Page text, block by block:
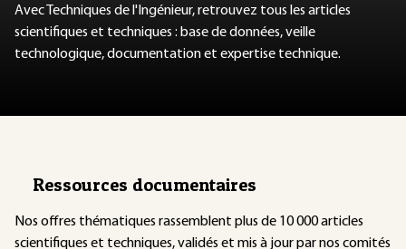
Avec Techniques de l'Ingénieur, retrouvez tous les articles
scientifiques et techniques : base de données, veille
technologique, documentation et expertise technique.
Ressources documentaires
Nos offres thématiques rassemblent plus de 10 000 articles
scientifiques et techniques, validés et mis à jour par nos comités